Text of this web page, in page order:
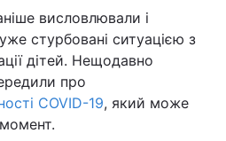
висловлювали і
стурбовані ситуацією з
дітей. Нещодавно
про
COVID-19, який може